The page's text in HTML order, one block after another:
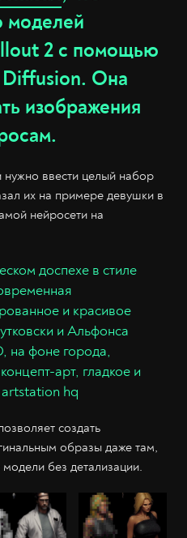
моделей
2 с помощью
Diffusion. Она
изображения
ввести целый набор
их на примере девушки в
нейросети на
доспехе в стиле
и красивое
и Альфонса
на фоне города,
арт, гладкое и
artstation hq
создать
образы даже там,
без детализации.